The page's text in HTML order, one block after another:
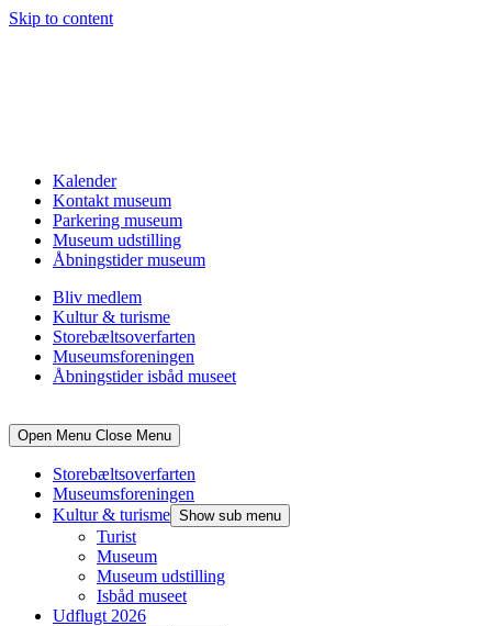
Skip to content
Kalender
Kontakt museum
Parkering museum
Museum udstilling
Åbningstider museum
Bliv medlem
Kultur & turisme
Storebæltsoverfarten
Museumsforeningen
Åbningstider isbåd museet
Open Menu Close Menu
Storebæltsoverfarten
Museumsforeningen
Kultur & turisme Show sub menu
Turist
Museum
Museum udstilling
Isbåd museet
Udflugt 2026